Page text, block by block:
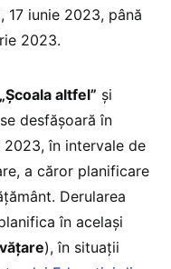
17 iunie 2023, până
2023.
„Școala altfel” și
se desfășoară în
2023, în intervale de
a căror planificare
Derularea
în același
), în situații